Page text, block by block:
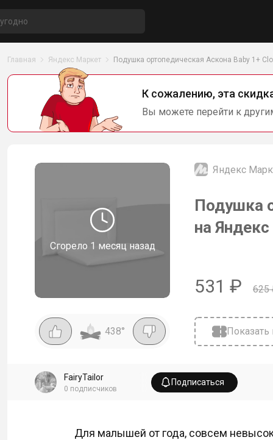
Главная Яндекс Маркет Подушка ортопедическая Аскона Baby 1+
К сожалению, эта
Вы можете перейти к
Сгорело 1 месяц назад
Яндекс
Подушка
на
531 ₽ 625
438°
FairyTailor
0 подписчиков
Подписаться
Для малышей от года, совсем